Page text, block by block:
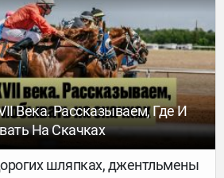
— приятный сюрприз!
в группе хорошее.
Века. Рассказываем, Где И
На Скачках
шляпках, джентльмены